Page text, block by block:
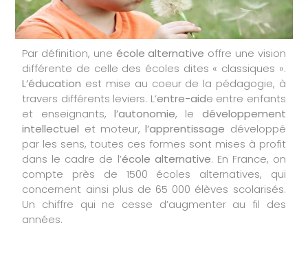
Vous avez peut-être vu ou entendu récemment des informations
concernant des retraits de certains laits infantiles liés à un ingrédient
appelé ARA (acide arachidonique).
Nous souhaitons avant tout vous rassurer :
les laits infantiles Junéo ne sont pas concernés par la situation
actuellement évoquée.
Les événements récents liés à la présence de céréulide dans certains
ingrédients à base d'ARA ne concernent en aucun cas les laits
infantiles Junéo, ceux-ci ne faisant pas appel à l'ajout d'ARA de
synthèse.
Les laits Junéo ne sont donc pas concernés par les retraits-rappels en
cours et peuvent être utilisés en toute confiance.
Dès la conception de ses formules, Junéo a fait le choix de ne pas
ajouter d'ARA de synthèse dans ses laits infantiles. Il s'agit d'un choix
nutritionnel, scientifique et technique, conforme à la réglementation
Par définition, une école alternative offre une vision
différente de celle des écoles dites « classiques ».
L’éducation est mise au coeur de la pédagogie, à
travers différents leviers. L’entre-aide entre enfants
et enseignants, l’autonomie, le développement
intellectuel et moteur,l’apprentissage développé
par les sens, toutes ces formes sont mises à profit
dans le cadre de l’école alternative. En France, on
compte près de 1500 écoles alternatives, qui
concernent ainsi plus de 65 000 élèves scolarisés.
Un chiffre qui ne cesse d’augmenter au fil des
années.